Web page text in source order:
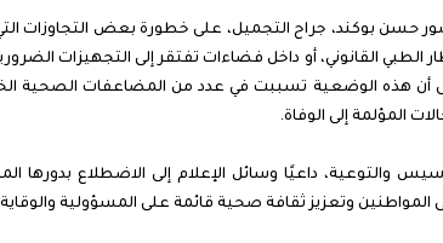
حسن بوكند، جراح التجميل، على خطورة بعض التجاوزات
الطبي القانوني، أو داخل فضاءات تفتقر إلى التجهيزات
هذه الوضعية تسببت في عدد من المضاعفات الصحية
المؤلمة إلى الوفاة.
والتوعية، داعيًا وسائل الإعلام إلى الاضطلاع بدورها
المواطنين وتعزيز ثقافة صحية قائمة على المسؤولية